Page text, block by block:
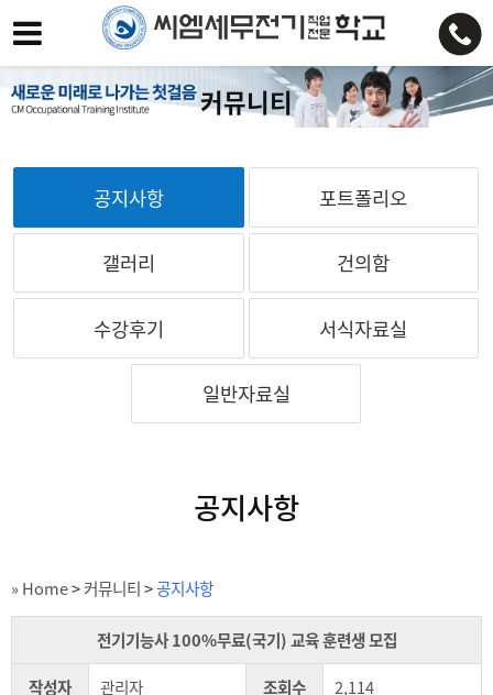
커뮤니티
공지사항 포트폴리오
갤러리 건의함
수강후기 서식자료실
일반자료실
공지사항
» Home>커뮤니티>공지사항
전기기능사 100%무료(국기) 교육 훈련생 모집
작성자
관리자 조회수
2,114